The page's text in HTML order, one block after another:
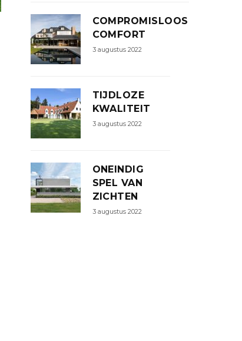
COMPROMISLOOS
COMFORT
3 augustus 2022
TIJDLOZE
KWALITEIT
3 augustus 2022
ONEINDIG
SPEL VAN
ZICHTEN
3 augustus 2022